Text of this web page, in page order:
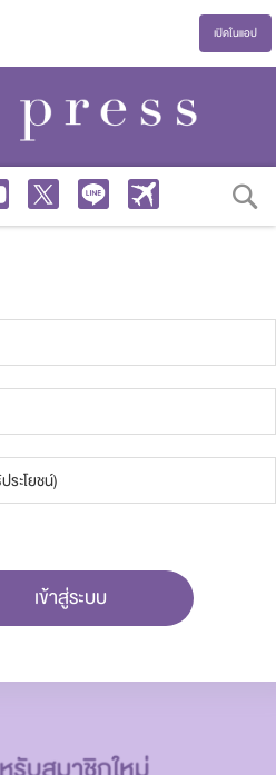
เปิดในแอป
เข้าสู่ระบบ